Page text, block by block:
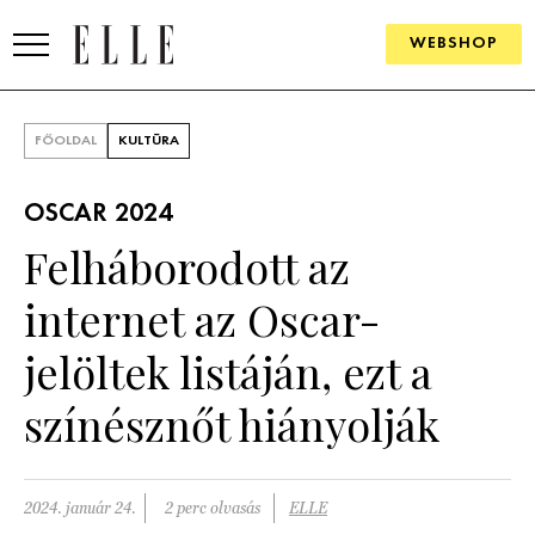
WEBSHOP
SZÉPSÉG
PSZICHÉ
PÁRKAPCSOLAT
FŐOLDAL KULTÚRA
OSCAR 2024
Felháborodott az
internet az Oscar-
jelöltek listáján, ezt a
színésznőt hiányolják
2024. január 24. 2 perc olvasás ELLE